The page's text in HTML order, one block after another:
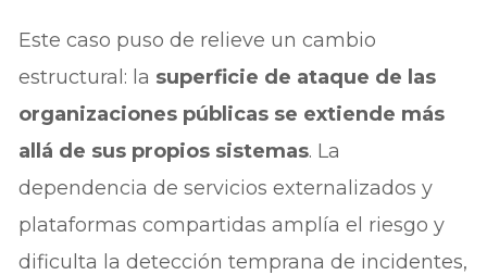
Este caso puso de relieve un cambio
estructural: la superficie de ataque de las
organizaciones públicas se extiende más
allá de sus propios sistemas. La
dependencia de servicios externalizados y
plataformas compartidas amplía el riesgo y
dificulta la detección temprana de incidentes,